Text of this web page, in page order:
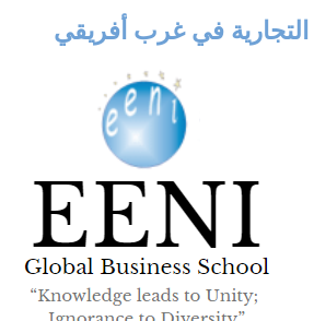
في غرب أفريقي